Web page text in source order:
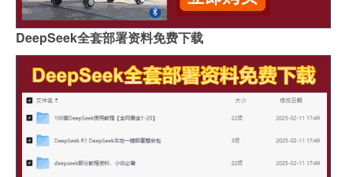
DeepSeek全套部署资料免费下载